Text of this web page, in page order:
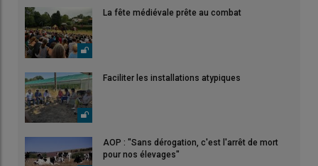
La fête médiévale prête au combat
Faciliter les installations atypiques
AOP : "Sans dérogation, c'est l'arrêt de mort
pour nos élevages"